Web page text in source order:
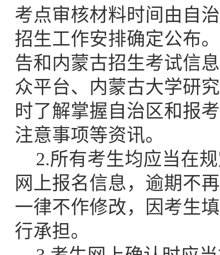
考点审核材料时间由自
招生工作安排确定公布
告和内蒙古招生考试信
众平台、内蒙古大学研
时了解掌握自治区和报
注意事项等资讯。
2.所有考生均应当在
网上报名信息，逾期不
一律不作修改，因考生
行承担。